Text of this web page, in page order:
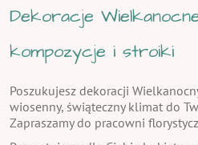
Dekoracje
kompozycje i stroiki
Poszukujesz dekoracji
wiosenny, świąteczny klimat do
Zapraszamy do pracowni